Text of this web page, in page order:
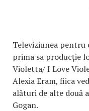
Televiziunea pentru
prima sa producţie
Violetta/ I Love
Alexia Eram, fiica
alături de alte două
Gogan.